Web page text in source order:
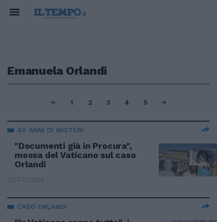
Emanuela Orlandi
1 2 3 4 5
40 ANNI DI MISTERI
"Documenti già in Procura",
mossa del Vaticano sul caso
Orlandi
12/07/2023
CASO ORLANDI